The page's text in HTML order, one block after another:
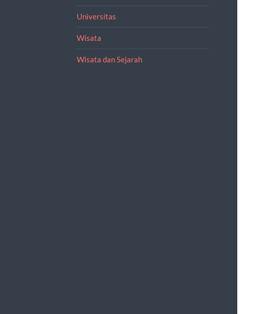
Universitas
Wisata
Wisata dan Sejarah